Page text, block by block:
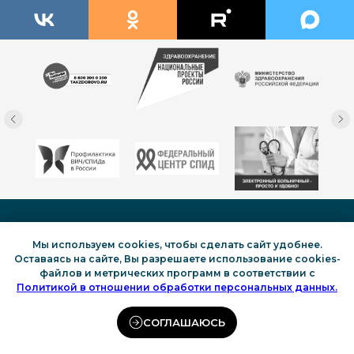
Бесплатный тест на ВИЧ Иностранным гражданам
Мы используем cookies, чтобы сделать сайт удобнее.
Оставаясь на сайте, Вы разрешаете использование cookies-
файлов и метрических программ в соответствии с
Политикой в отношении обработки персональных данных.
СОГЛАШАЮСЬ
© Все права защищены.
Нижегородский областной центр по профилактике и борьбе
со СПИД и инфекционными заболеваниями, 2022-2026
Этот сайт собирает статистику посещения и данные
посетителей - Яндекс.Метрику и top.mail.ru